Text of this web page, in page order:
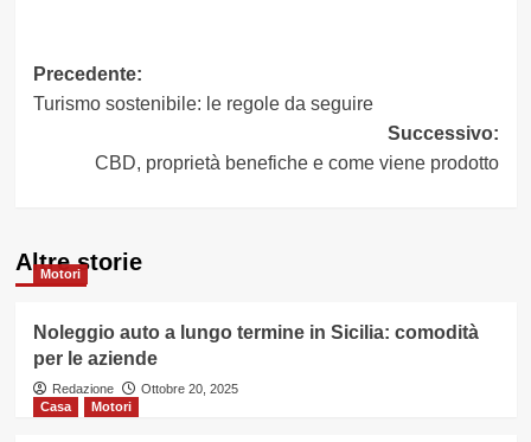
Navigazione
articolo
Precedente:
Turismo sostenibile: le regole da seguire
Successivo:
CBD, proprietà benefiche e come viene prodotto
Altre storie
Motori
Noleggio auto a lungo termine in Sicilia: comodità
per le aziende
Redazione
Ottobre 20, 2025
Casa
Motori